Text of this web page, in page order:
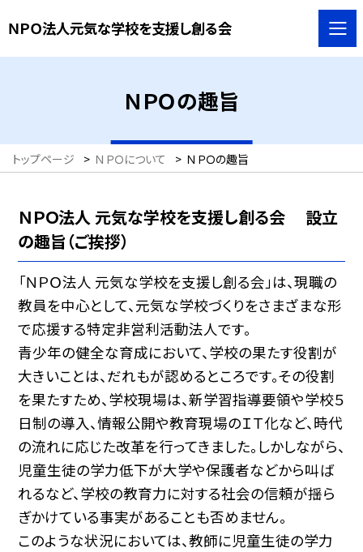
ＮＰＯ法人元気な学校を支援し創る会
ＮＰＯの趣旨
トップページ > ＮＰＯについて > ＮＰＯの趣旨
ＮＰＯ法人 元気な学校を支援し創る会 設立
の趣旨（ご挨拶）
「ＮＰＯ法人 元気な学校を支援し創る会」は、現職の
教員を中心として、元気な学校づくりをさまざまな形
で応援する特定非営利活動法人です。
青少年の健全な育成において、学校の果たす役割が
大きいことは、だれもが認めるところです。その役割
を果たすため、学校現場は、新学習指導要領や学校５
日制の導入、情報公開や教育現場のＩＴ化など、時代
の流れに応じた改革を行ってきました。しかしながら、
児童生徒の学力低下が大学や保護者などから叫ば
れるなど、学校の教育力に対する社会の信頼が揺ら
ぎかけている事実があることも否めません。
このような状況においては、教師に児童生徒の学力